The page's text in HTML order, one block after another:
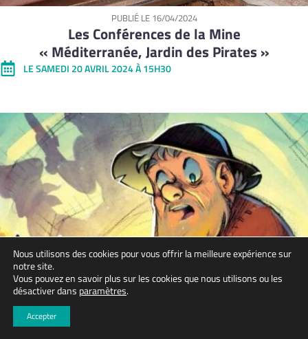
PUBLIÉ LE 16/04/2024
Les Conférences de la Mine
« Méditerranée, Jardin des Pirates »
LE SAMEDI 20 AVRIL 2024 À 15H30
Nous utilisons des cookies pour vous offrir la meilleure expérience sur
notre site.
Vous pouvez en savoir plus sur les cookies que nous utilisons ou les
désactiver dans paramètres.
Accepter